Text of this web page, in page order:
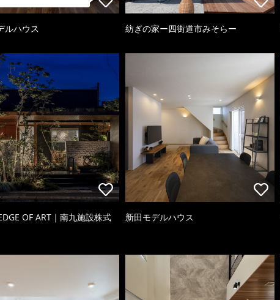
ルハウス 紡ぎの家ー四街道市みそらー
OF ART｜南九施設株式 新田モデルハウス